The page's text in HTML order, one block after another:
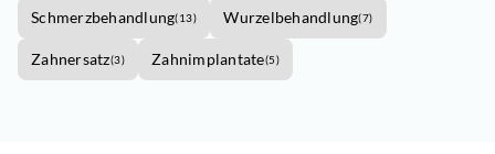
Schmerzbehandlung(13) Wurzelbehandlung(7)
Zahnersatz(3) Zahnimplantate(5)